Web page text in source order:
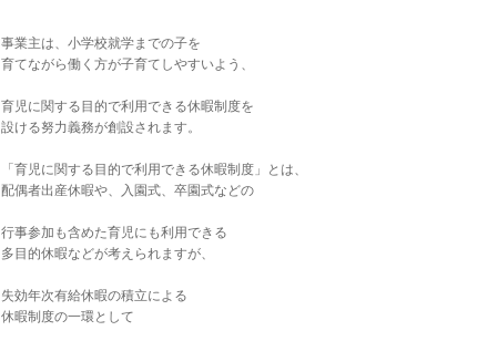
事業主は、小学校就学までの子を
育てながら働く方が子育てしやすいよう、
育児に関する目的で利用できる休暇制度を
設ける努力義務が創設されます。
「育児に関する目的で利用できる休暇制度」とは、
配偶者出産休暇や、入園式、卒園式などの
行事参加も含めた育児にも利用できる
多目的休暇などが考えられますが、
失効年次有給休暇の積立による
休暇制度の一環として